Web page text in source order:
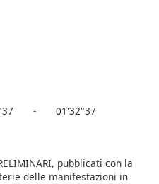
- 01'32"37
pubblicati con la
delle manifestazioni in